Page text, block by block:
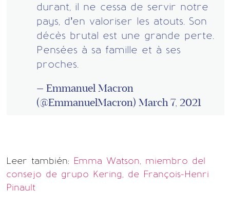
durant, il ne cessa de servir notre
pays, d’en valoriser les atouts. Son
décès brutal est une grande perte.
Pensées à sa famille et à ses
proches.
— Emmanuel Macron
(@EmmanuelMacron) March 7, 2021
Leer también: Emma Watson, miembro del
consejo de grupo Kering, de François-Henri
Pinault